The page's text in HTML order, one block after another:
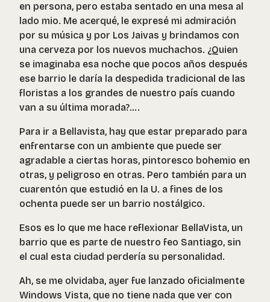
en persona, pero estaba sentado en una mesa al
lado mio. Me acerqué, le expresé mi admiración
por su música y por Los Jaivas y brindamos con
una cerveza por los nuevos muchachos. ¿Quien
se imaginaba esa noche que pocos años después
ese barrio le daría la despedida tradicional de las
floristas a los grandes de nuestro país cuando
van a su última morada?….
Para ir a Bellavista, hay que estar preparado para
enfrentarse con un ambiente que puede ser
agradable a ciertas horas, pintoresco bohemio en
otras, y peligroso en otras. Pero también para un
cuarentón que estudió en la U. a fines de los
ochenta puede ser un barrio nostálgico.
Esos es lo que me hace reflexionar BellaVista, un
barrio que es parte de nuestro feo Santiago, sin
el cual esta ciudad perdería su personalidad.
Ah, se me olvidaba, ayer fue lanzado oficialmente
Windows Vista, que no tiene nada que ver con